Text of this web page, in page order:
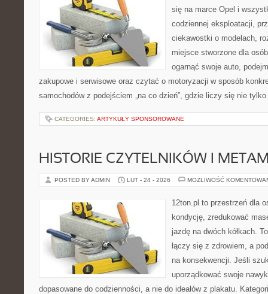
się na marce Opel i
codziennej eksploatacji,
ciekawostki o modelach,
miejsce stworzone dla
ogarnąć swoje auto,
zakupowe i serwisowe oraz czytać o motoryzacji w sposób
samochodów z podejściem „na co dzień”, gdzie liczy się nie
CATEGORIES: ARTYKUŁY SPONSOROWANE
HISTORIE CZYTELNIKÓW I
POSTED BY ADMIN LUT - 24 - 2026 MOŻLIWOŚĆ
12ton.pl to przestrzeń dla
kondycję, zredukować
jazdę na dwóch kółkach.
łączy się z zdrowiem, a
na konsekwencji. Jeśli
uporządkować swoje
dopasowane do codzienności, a nie do ideałów z plakatu.